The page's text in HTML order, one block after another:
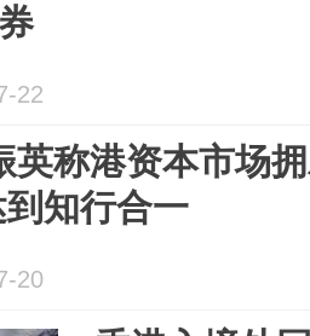
22
英称港资本市场
知行合一
20